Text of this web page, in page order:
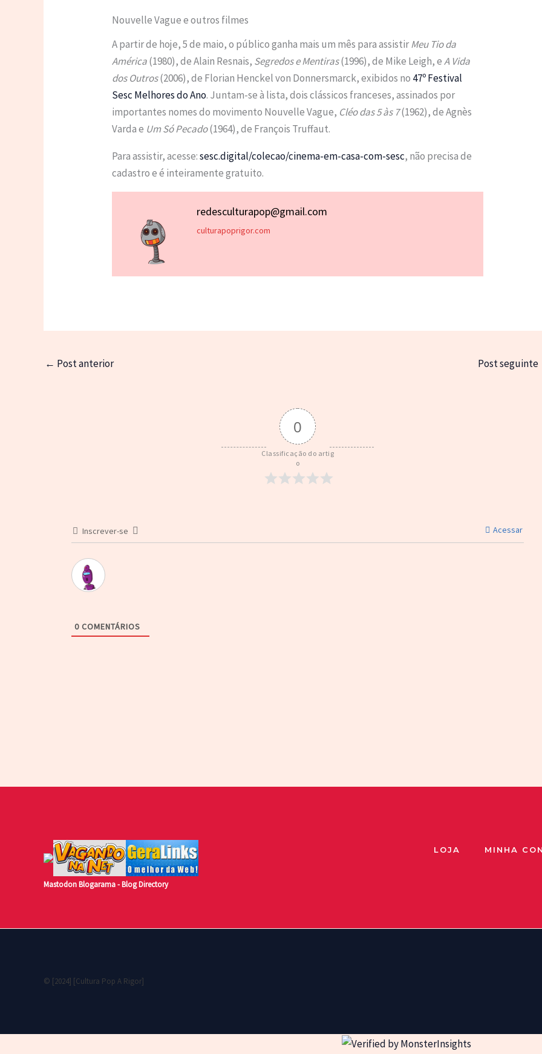
Nouvelle Vague e outros filmes
A partir de hoje, 5 de maio, o público ganha mais um mês para assistirMeu Tio da
América(1980), de Alain Resnais, Segredos e Mentiras(1996), de Mike Leigh, eA Vida
dos Outros(2006), de Florian Henckel von Donnersmarck, exibidos no 47º Festival
Sesc Melhores do Ano. Juntam-se à lista, dois clássicos franceses, assinados por
importantes nomes do movimento Nouvelle Vague, Cléo das 5 às 7(1962), de Agnès
Varda e Um Só Pecado(1964), de François Truffaut.
Para assistir, acesse:sesc.digital/colecao/cinema-em-casa-com-sesc, não precisa de
cadastro e é inteiramente gratuito.
redesculturapop@gmail.com
culturapoprigor.com
← Post anterior Post seguinte
0
Classificação do artig
o
Inscrever-se Acessar
0 COMENTÁRIOS
MastodonBlogarama - Blog Directory
LOJA MINHA
© [2024] [Cultura Pop A Rigor]